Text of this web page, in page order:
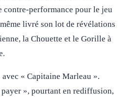
performance pour le jeu
livré son lot de révélations
la Chouette et le Gorille à
« Capitaine Marleau ».
», pourtant en rediffusion,